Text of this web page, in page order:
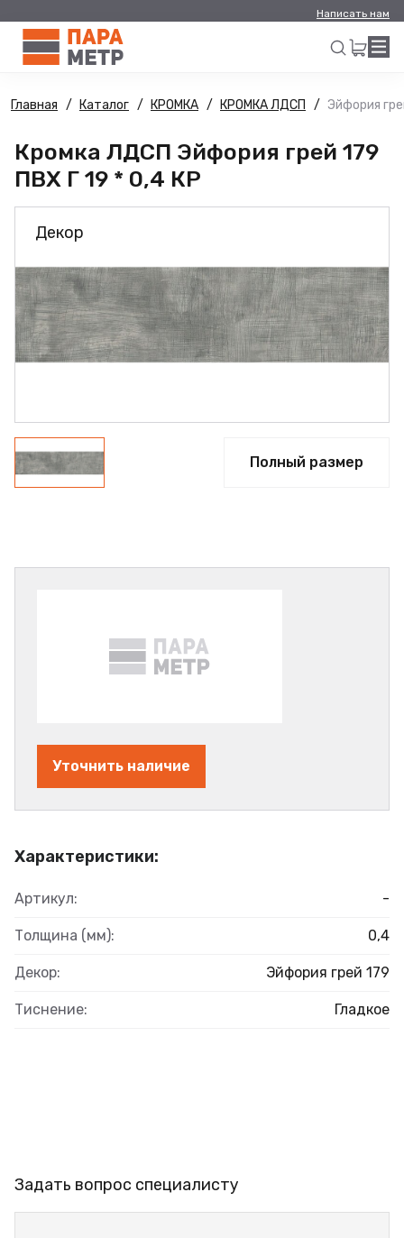
Написать нам
Искать
Главная Каталог КРОМКА КРОМКА ЛДСП Эйфория
Кромка ЛДСП Эйфория грей 179
ПВХ Г 19 * 0,4 КР
Декор
Полный размер
Характеристики:
Артикул: -
Толщина (мм): 0,4
Декор: Эйфория грей 179
Тиснение: Гладкое
Уточнить наличие
Задать вопрос специалисту